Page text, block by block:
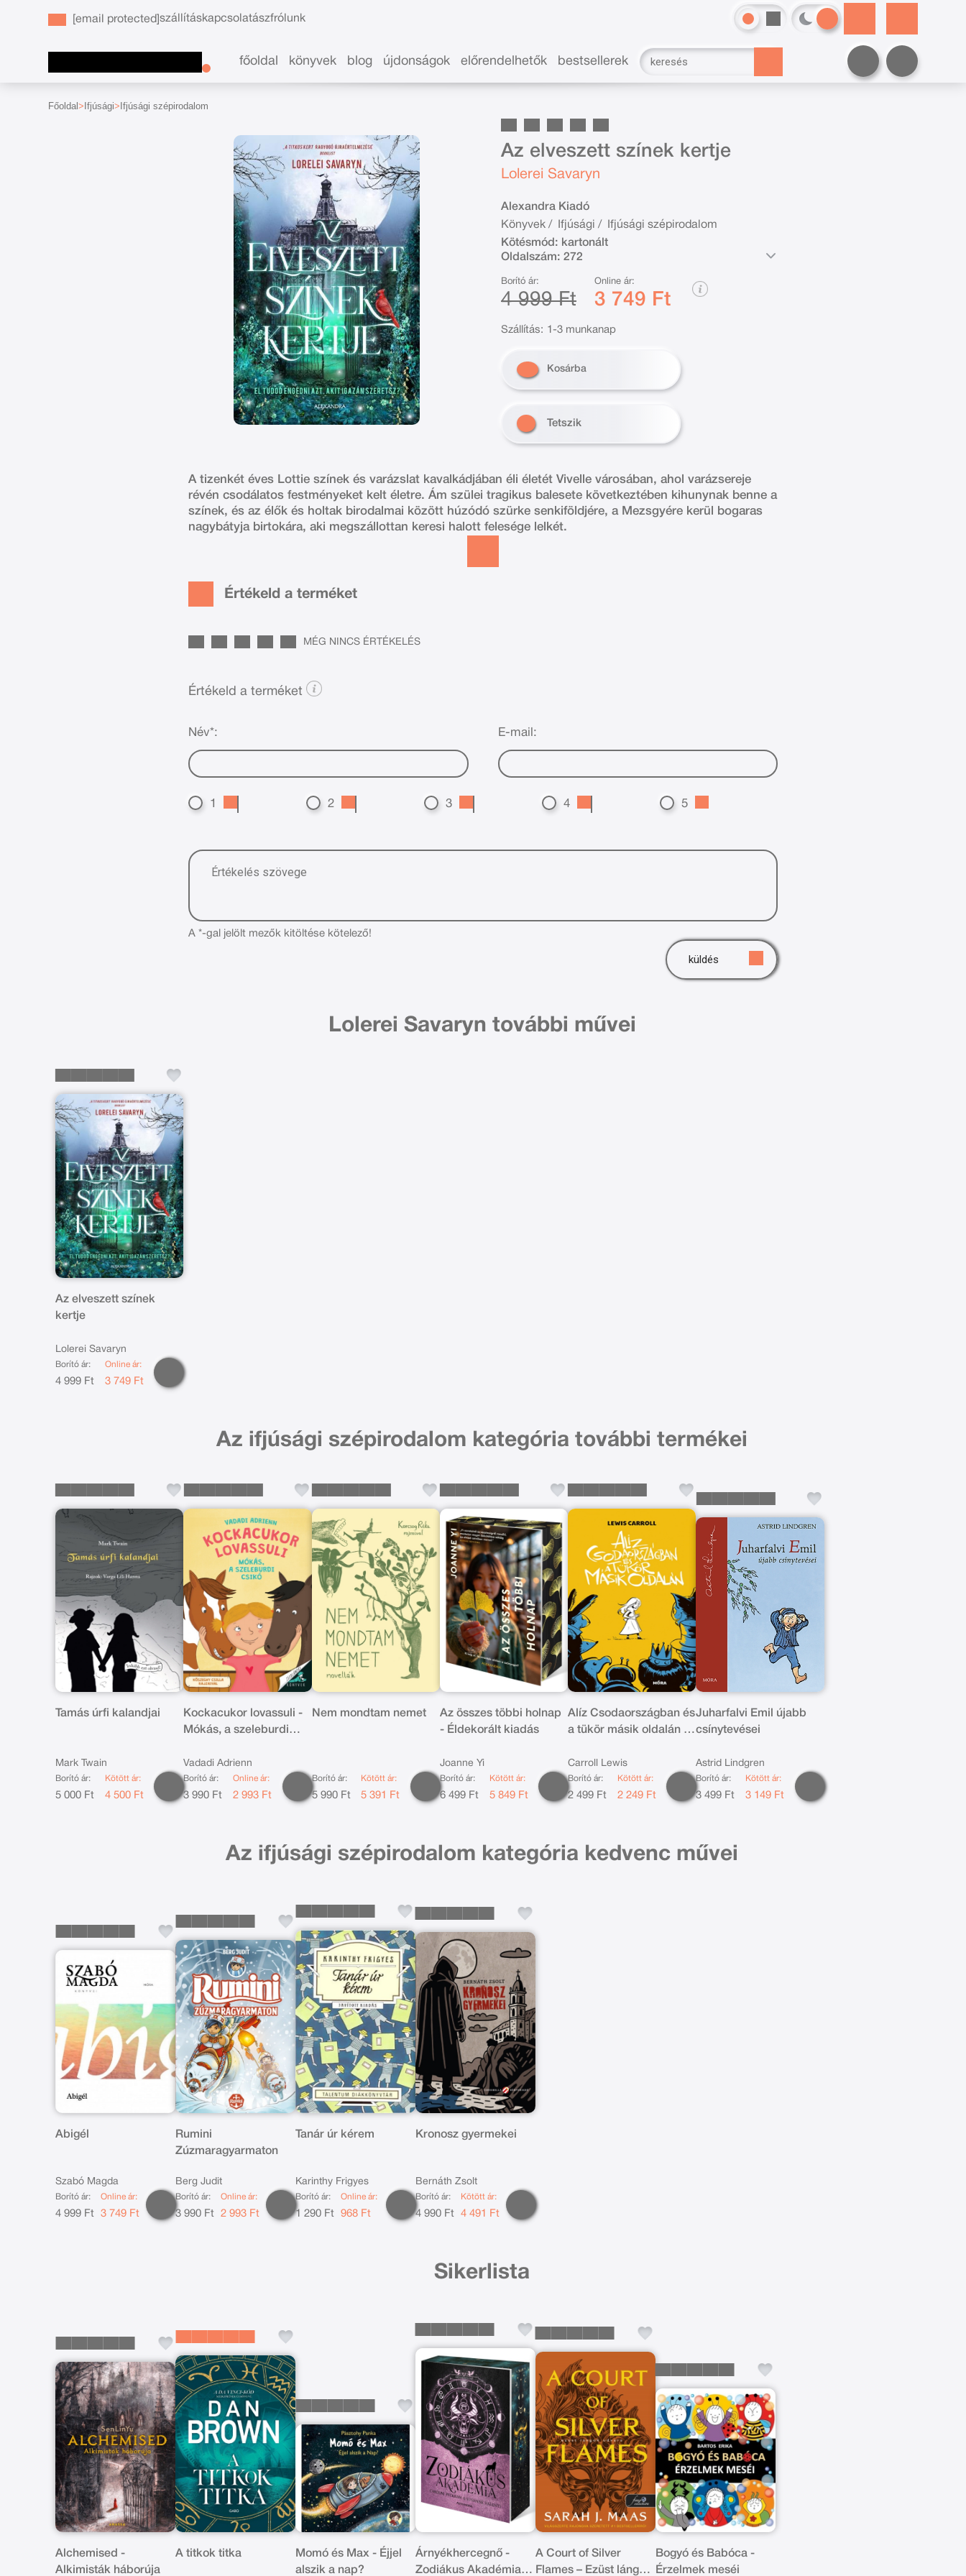
[email protected]szállításkapcsolatászfrólunk
főoldal könyvek blog újdonságok előrendelhetők bestsellerek
Főoldal Ifjúsági Ifjúsági szépirodalom
Az elveszett színek kertje
Lolerei Savaryn
Alexandra Kiadó
Könyvek / Ifjúsági /
Ifjúsági szépirodalom
Kötésmód: kartonált
Oldalszám: 272
Borító ár:
4 999 Ft
Online ár:
3 749 Ft
Szállítás: 1-3 munkanap
Kosárba
Tetszik
A tizenkét éves Lottie színek és varázslat kavalkádjában éli életét Vivelle városában, ahol varázsereje
révén csodálatos festményeket kelt életre. Ám szülei tragikus balesete következtében kihunynak benne a
színek, és az élők és holtak birodalmai között húzódó szürke senkiföldjére, a Mezsgyére kerül bogaras
nagybátyja birtokára, aki megszállottan keresi halott felesége lelkét.
Értékeld a terméket
MÉG NINCS ÉRTÉKELÉS
Értékeld a terméket
Név*: E-mail:
1 2 3 4 5
A *-gal jelölt mezők kitöltése kötelező!
küldés
Lolerei Savaryn további művei
Az elveszett színek
kertje
Lolerei Savaryn
Borító ár:
4 999 Ft
Online ár:
3 749 Ft
Az ifjúsági szépirodalom kategória további termékei
Tamás úrfi kalandjai
Mark Twain
Borító ár:
5 000 Ft
Kötött ár:
4 500 Ft
Kockacukor lovassuli -
Mókás, a szeleburdi
Vadadi Adrienn
Borító ár:
3 990 Ft
Online ár:
2 993 Ft
Nem mondtam nemet
Borító ár:
5 990 Ft
Kötött ár:
5 391 Ft
Az összes többi holnap
- Éldekorált kiadás
Joanne Yi
Borító ár:
6 499 Ft
Kötött ár:
5 849 Ft
Alíz Csodaországban és
a tükör másik oldalán -
Carroll Lewis
Borító ár:
2 499 Ft
Kötött ár:
2 249 Ft
Juharfalvi Emil újabb
csínytevései
Astrid Lindgren
Borító ár:
3 499 Ft
Kötött ár:
3 149 Ft
Az ifjúsági szépirodalom kategória kedvenc művei
Abigél
Szabó Magda
Borító ár:
4 999 Ft
Online ár:
3 749 Ft
Rumini
Zúzmaragyarmaton
Berg Judit
Borító ár:
3 990 Ft
Online ár:
2 993 Ft
Tanár úr kérem
Karinthy Frigyes
Borító ár:
1 290 Ft
Online ár:
968 Ft
Kronosz gyermekei
Bernáth Zsolt
Borító ár:
4 990 Ft
Kötött ár:
4 491 Ft
Sikerlista
Alchemised -
Alkimisták háborúja
A titkok titka
Momó és Max - Éjjel
alszik a nap?
Árnyékhercegnő -
Zodiákus Akadémia -
A Court of Silver
Flames – Ezüst lángok
Bogyó és Babóca -
Érzelmek meséi